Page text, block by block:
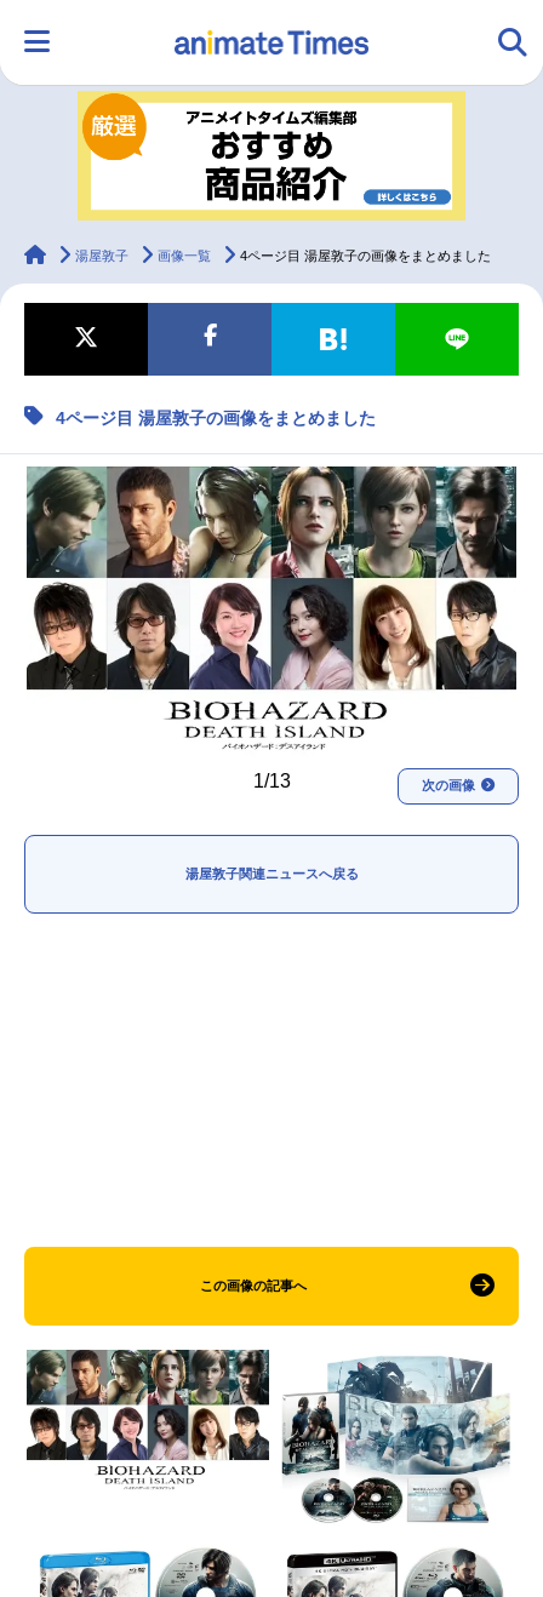
ランキング アニメ
ラジオ みんなの声
マンガ・ラノベ ゲーム・アプリ 音楽 コスプレ
配信・Vtuber トレンド
最新記事一覧
アニメ記事一覧 声優記事一覧
アニメ映画一覧 実写化映画一覧
今期アニメ曜日別一覧
春アニメ 夏アニメ
冬アニメ
animateTimes
湯屋敦子 画像一覧 4ページ目 湯屋敦子の画像をまとめました
4ページ目 湯屋敦子の画像をまとめました
1/13 次の画像
湯屋敦子関連ニュースへ戻る
この画像の記事へ